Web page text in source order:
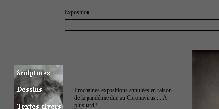
Exposition
Prochaines expositions annulées en raison
de la pandémie due au Coronavirus.... À
plus tard !